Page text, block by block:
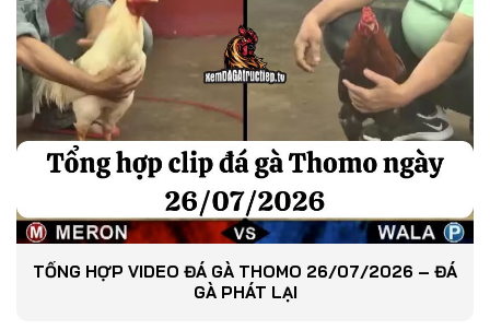
TỔNG HỢP VIDEO ĐÁ GÀ THOMO 26/07/2026 – ĐÁ
GÀ PHÁT LẠI